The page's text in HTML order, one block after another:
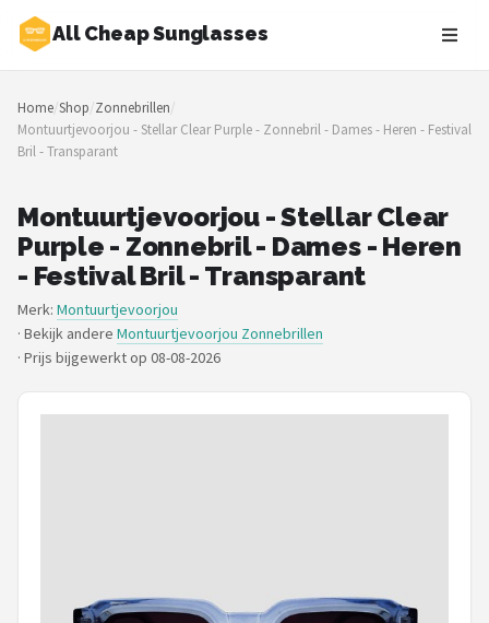
All Cheap Sunglasses
Zoeken
NAVIGATIE
Shop
Merken
Blog
Zonnebrillen
Baby zonnebrillen
Kingseven
Home/Shop/Zonnebrillen/
Montuurtjevoorjou - Stellar Clear Purple - Zonnebril - Dames - Heren - Festival
Bril - Transparant
Montuurtjevoorjou - Stellar Clear
Purple - Zonnebril - Dames - Heren
- Festival Bril - Transparant
Merk: Montuurtjevoorjou
· Bekijk andere Montuurtjevoorjou Zonnebrillen
· Prijs bijgewerkt op 08-08-2026